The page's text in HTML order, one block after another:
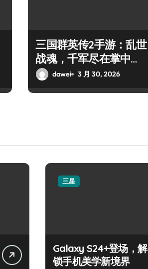
三国群英传2手游：乱世
战魂，千军尽在掌中掌
控
dawei 3 月 30, 2026
三星
Galaxy S24+登场，解
锁手机美学新境界